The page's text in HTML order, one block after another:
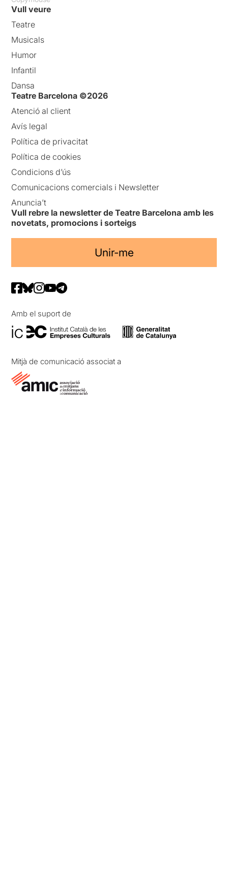
Vull veure
Teatre
Musicals
Humor
Infantil
Dansa
Teatre Barcelona ©2026
Atenció al client
Avís legal
Política de privacitat
Política de cookies
Condicions d’ús
Comunicacions comercials i Newsletter
Anuncia’t
Vull rebre la newsletter de Teatre Barcelona amb les
novetats, promocions i sorteigs
Unir-me
Amb el suport de
Mitjà de comunicació associat a